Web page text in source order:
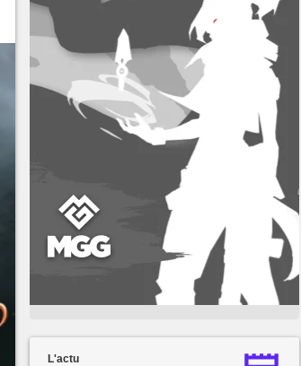
L'actu